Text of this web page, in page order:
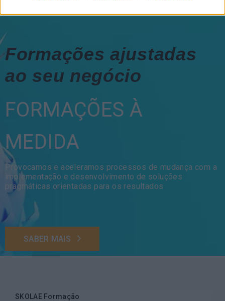
Formações ajustadas
ao seu negócio
FORMAÇÕES À
MEDIDA
Provocamos e aceleramos processos de mudança com a
implementação e desenvolvimento de soluções
pragmáticas orientadas para os resultados
SABER MAIS
SKOLAE Formação